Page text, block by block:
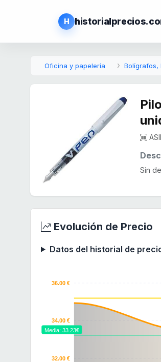
H
Oficina y papelería Bolígrafos,
Sin
Evolución de Precio
Datos del historial de
36.00 €
34.00 €
32.00 €
Media: 33.23€